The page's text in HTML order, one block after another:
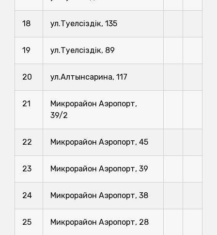
18 ул.Тәуелсіздік, 135
19 ул.Тәуелсіздік, 89
20 ул.Алтынсарина, 117
21
Микрорайон Аэропорт,
39/2
22 Микрорайон Аэропорт, 45
23 Микрорайон Аэропорт, 39
24 Микрорайон Аэропорт, 38
25 Микрорайон Аэропорт, 28